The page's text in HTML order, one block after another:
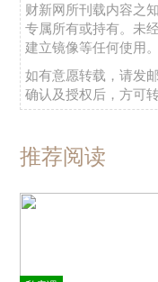
财新网所刊载内容之
专属所有或持有。未
建立镜像等任何使用。
如有意愿转载，请发
确认及授权后，方可转
推荐阅读